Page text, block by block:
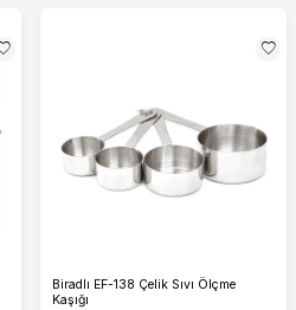
Biradlı EF-138 Çelik Sıvı Ölçme
Kaşığı